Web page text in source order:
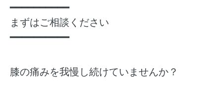
━━━━━━━━━━
まずはご相談ください
━━━━━━━━━━
膝の痛みを我慢し続けていませんか？